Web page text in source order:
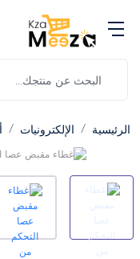
الرئيسية الإلكترونيات